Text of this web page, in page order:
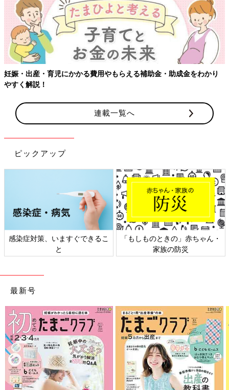
妊娠・出産・育児にかかる費用やもらえる補助金・助成金をわかり
やすく解説！
連載一覧へ
ピックアップ
感染症対策、いますぐできるこ
と
「もしものときの」赤ちゃん・
家族の防災
最新号